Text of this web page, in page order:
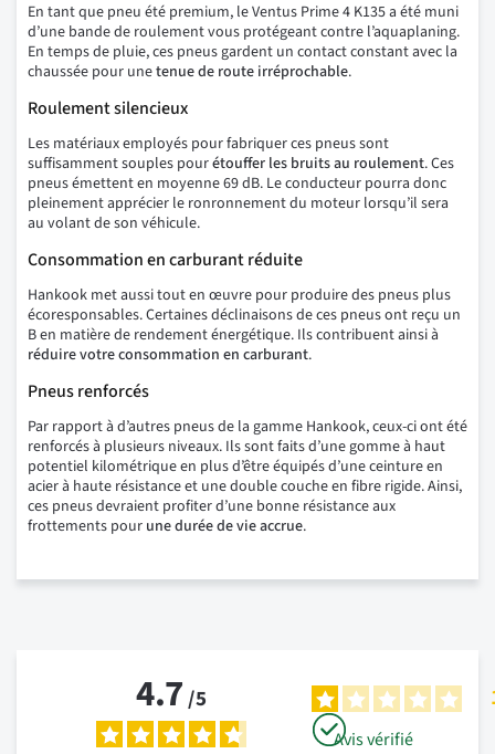
En tant que pneu été premium, le Ventus Prime 4 K135 a été muni
d’une bande de roulement vous protégeant contre l’aquaplaning.
En temps de pluie, ces pneus gardent un contact constant avec la
chaussée pour unetenue de route irréprochable.
Roulement silencieux
Les matériaux employés pour fabriquer ces pneus sont
suffisamment souples pourétouffer les bruits au roulement. Ces
pneus émettent en moyenne 69 dB. Le conducteur pourra donc
pleinement apprécier le ronronnement du moteur lorsqu’il sera
au volant de son véhicule.
Consommation en carburant réduite
Hankook met aussi tout en œuvre pour produire des pneus plus
écoresponsables. Certaines déclinaisons de ces pneus ont reçu un
B en matière de rendement énergétique. Ils contribuent ainsi à
réduire votre consommation en carburant.
Pneus renforcés
Par rapport à d’autres pneus de la gamme Hankook, ceux-ci ont été
renforcés à plusieurs niveaux. Ils sont faits d’une gomme à haut
potentiel kilométrique en plus d’être équipés d’une ceinture en
acier à haute résistance et une double couche en fibre rigide. Ainsi,
ces pneus devraient profiter d’une bonne résistance aux
frottements pour une durée de vie accrue.
4.7/5
Avis vérifié